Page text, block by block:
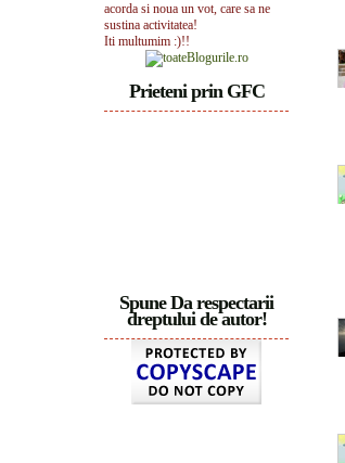
acorda si noua un vot, care sa ne
sustina activitatea!
Iti multumim :)!!
Prieteni prin GFC
Spune Da respectarii
dreptului de autor!